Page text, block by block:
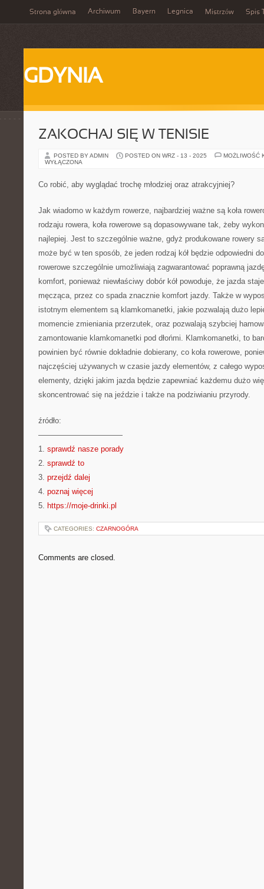
Strona główna Archiwum Bayern Legnica Mistrzów Spis
GDYNIA
ZAKOCHAJ SIĘ W TENISIE
POSTED BY ADMIN POSTED ON WRZ - 13 - 2025
MOŻLIWOŚĆ
WYŁĄCZONA
Co robić, aby wyglądać trochę młodziej oraz atrakcyjniej?
Jak wiadomo w każdym rowerze, najbardziej ważne są koła
rodzaju rowera, koła rowerowe są dopasowywane tak, żeby
najlepiej. Jest to szczególnie ważne, gdyż produkowane rowery
może być w ten sposób, że jeden rodzaj kół będzie odpowiedni
rowerowe szczególnie umożliwiają zagwarantować poprawną
komfort, ponieważ niewłaściwy dobór kół powoduje, że jazda
męcząca, przez co spada znacznie komfort jazdy. Także w
istotnym elementem są klamkomanetki, jakie pozwalają dużo
momencie zmieniania przerzutek, oraz pozwalają szybciej
zamontowanie klamkomanetki pod dłońmi. Klamkomanetki, to
powinien być równie dokładnie dobierany, co koła rowerowe,
najczęściej używanych w czasie jazdy elementów, z całego
elementy, dzięki jakim jazda będzie zapewniać każdemu dużo
skoncentrować się na jeździe i także na podziwianiu przyrody.
źródło:
———————————
1. sprawdź nasze porady
2. sprawdź to
3. przejdź dalej
4. poznaj więcej
5. https://moje-drinki.pl
CATEGORIES: CZARNOGÓRA
Comments are closed.